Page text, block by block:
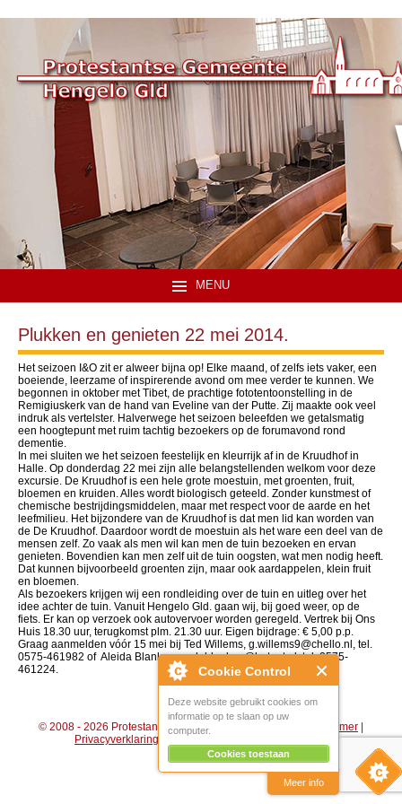
Cookie Control
Deze website gebruikt cookies om
informatie op te slaan op uw
computer.
Cookies toestaan
Meer info
MENU
Plukken en genieten 22 mei 2014.
Het seizoen I&O zit er alweer bijna op! Elke maand, of zelfs iets vaker, een
boeiende, leerzame of inspirerende avond om mee verder te kunnen. We
begonnen in oktober met Tibet, de prachtige fototentoonstelling in de
Remigiuskerk van de hand van Eveline van der Putte. Zij maakte ook veel
indruk als vertelster. Halverwege het seizoen beleefden we getalsmatig
een hoogtepunt met ruim tachtig bezoekers op de forumavond rond
dementie.
In mei sluiten we het seizoen feestelijk en kleurrijk af in de Kruudhof in
Halle. Op donderdag 22 mei zijn alle belangstellenden welkom voor deze
excursie. De Kruudhof is een hele grote moestuin, met groenten, fruit,
bloemen en kruiden. Alles wordt biologisch geteeld. Zonder kunstmest of
chemische bestrijdingsmiddelen, maar met respect voor de aarde en het
leefmilieu. Het bijzondere van de Kruudhof is dat men lid kan worden van
de De Kruudhof. Daardoor wordt de moestuin als het ware een deel van de
mensen zelf. Zo vaak als men wil kan men de tuin bezoeken en ervan
genieten. Bovendien kan men zelf uit de tuin oogsten, wat men nodig heeft.
Dat kunnen bijvoorbeeld groenten zijn, maar ook aardappelen, klein fruit
en bloemen.
Als bezoekers krijgen wij een rondleiding over de tuin en uitleg over het
idee achter de tuin. Vanuit Hengelo Gld. gaan wij, bij goed weer, op de
fiets. Er kan op verzoek ook autovervoer worden geregeld. Vertrek bij Ons
Huis 18.30 uur, terugkomst plm. 21.30 uur. Eigen bijdrage: € 5,00 p.p.
Graag aanmelden vóór 15 mei bij Ted Willems, g.willems9@chello.nl, tel.
0575-461982 of Aleida Blanken, amh.blanken@hetnet.nl, tel. 0575-
461224.
© 2008 - 2026 Protestantse Gemeente Hengelo (Gld) | Disclaimer |
Privacyverklaring
Algemene voorwaarden